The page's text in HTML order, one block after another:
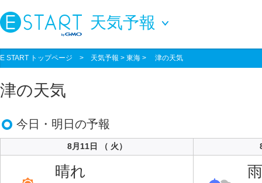
天気予報
E START トップページ > 天気予報 > 東海 > 津の天気
津の天気
今日・明日の予報
8月11日 （ 火）
晴れ